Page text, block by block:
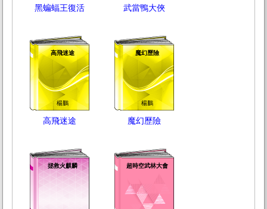
黑蝙蝠王復活 武當鴨大俠
高飛迷途
楊鵬
高飛迷途
魔幻歷險
楊鵬
魔幻歷險
拯救火麒麟 超時空武林大會